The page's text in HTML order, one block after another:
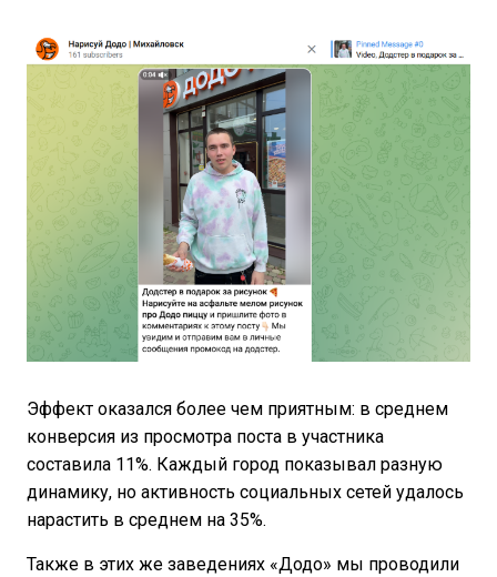
Эффект оказался более чем приятным: в среднем
конверсия из просмотра поста в участника
составила 11%. Каждый город показывал разную
динамику, но активность социальных сетей удалось
нарастить в среднем на 35%.
Также в этих же заведениях «Додо» мы проводили